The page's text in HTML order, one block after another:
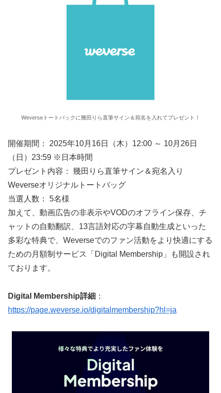
Weverseトートバックに幾田りら直筆サイン＆宛名を入れてプレゼント！
開催期間： 2025年10月16日（木）12:00 ～ 10月26日
（日）23:59 ※日本時間
プレゼント内容： 幾田りら直筆サイン＆宛名入り
Weverseオリジナルトートバッグ
当選人数： 5名様
加えて、動画広告の非表示やVODのオフライン保存、チ
ャットの自動翻訳、13言語対応の字幕自動生成といった
多彩な特典で、Weverseでのファン活動をより快適にする
ための月額制サービス「Digital Membership」も開設され
ております。
Digital Membership詳細 ：
https://page.weverse.io/digitalmembership?hl=ja